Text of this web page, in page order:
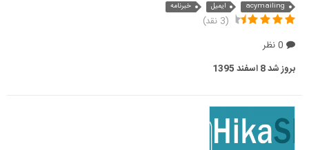
acymailing ایمیل خبرنامه
(3 نقد)
بروز شد8 اسفند 1395